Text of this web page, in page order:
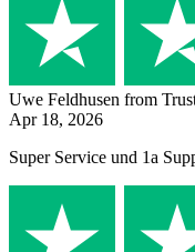
Uwe Feldhusen from
Apr 18, 2026
Super Service und 1a